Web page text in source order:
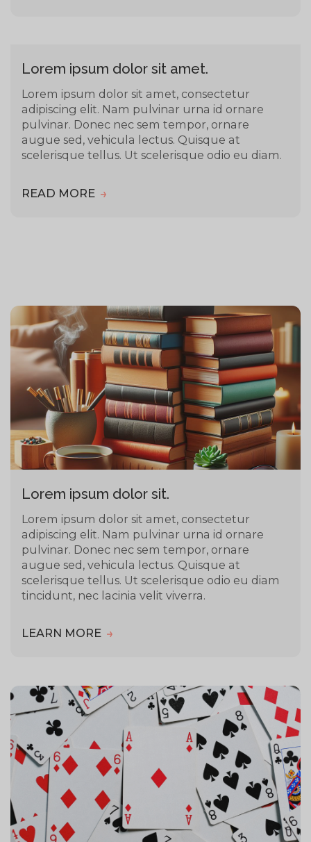
Lorem ipsum dolor sit amet.
Lorem ipsum dolor sit amet, consectetur
adipiscing elit. Nam pulvinar urna id ornare
pulvinar. Donec nec sem tempor, ornare
augue sed, vehicula lectus. Quisque at
scelerisque tellus. Ut scelerisque odio eu diam.
READ MORE
Lorem ipsum dolor sit.
Lorem ipsum dolor sit amet, consectetur
adipiscing elit. Nam pulvinar urna id ornare
pulvinar. Donec nec sem tempor, ornare
augue sed, vehicula lectus. Quisque at
scelerisque tellus. Ut scelerisque odio eu diam
tincidunt, nec lacinia velit viverra.
LEARN MORE